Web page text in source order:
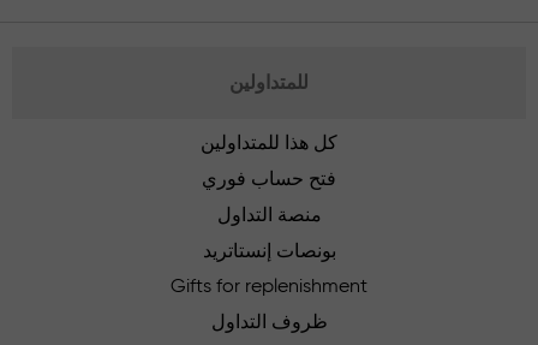
للمتداولين
كل هذا للمتداولين
فتح حساب فوري
منصة التداول
بونصات إنستاتريد
Gifts for replenishment
ظروف التداول